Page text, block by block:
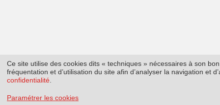
Ce site utilise des cookies dits « techniques » nécessaires à son
fréquentation et d’utilisation du site afin d’analyser la navigation et
confidentialité
Paramétrer les cookies